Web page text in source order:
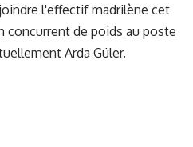
l'effectif madrilène cet
concurrent de poids au poste
Arda Güler.